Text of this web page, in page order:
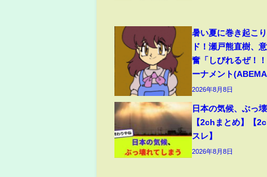
暑い夏に巻き起こ
ド！瀬戸熊直樹、
奮「しびれるぜ！
ーナメント
2026年8月8日
日本の気候、ぶっ
【2chまとめ】【
スレ】
2026年8月8日